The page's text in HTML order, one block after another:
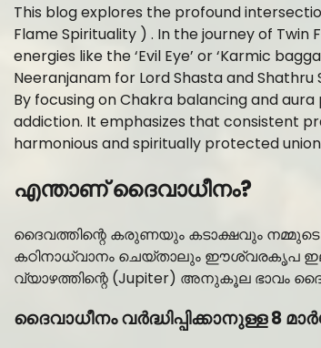
This blog explores the profound
Flame Spirituality ) . In the journey of
energies like the ‘Evil Eye’ or ‘Karmic
Neeranjanam for Lord Shasta and
By focusing on Chakra balancing and
addiction. It emphasizes that consistent
harmonious and spiritually protected
എന്താണ് ദൈവാധീനം?
ദൈവത്തിന്റെ കരുണയും കടാക്ഷവും നമ്മുടെ
കഠിനാധ്വാനം ചെയ്താലും ഈശ്വരകൃപ
വ്യാഴത്തിന്റെ (Jupiter) അനുകൂല ഭാവം
ദൈവാധീനം വർദ്ധിപ്പിക്കാനുള്ള 8